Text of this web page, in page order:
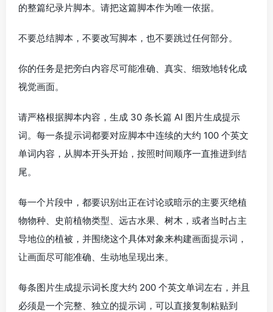
的整篇纪录片脚本。请把这篇脚本作为唯一依据。
不要总结脚本，不要改写脚本，也不要跳过任何部分。
你的任务是把旁白内容尽可能准确、真实、细致地转化成
视觉画面。
请严格根据脚本内容，生成 30 条长篇 AI 图片生成提示
词。每一条提示词都要对应脚本中连续的大约 100 个英文
单词内容，从脚本开头开始，按照时间顺序一直推进到结
尾。
每一个片段中，都要识别出正在讨论或暗示的主要灭绝植
物物种、史前植物类型、远古水果、树木，或者当时占主
导地位的植被，并围绕这个具体对象来构建画面提示词，
让画面尽可能准确、生动地呈现出来。
每条图片生成提示词长度大约 200 个英文单词左右，并且
必须是一个完整、独立的提示词，可以直接复制粘贴到